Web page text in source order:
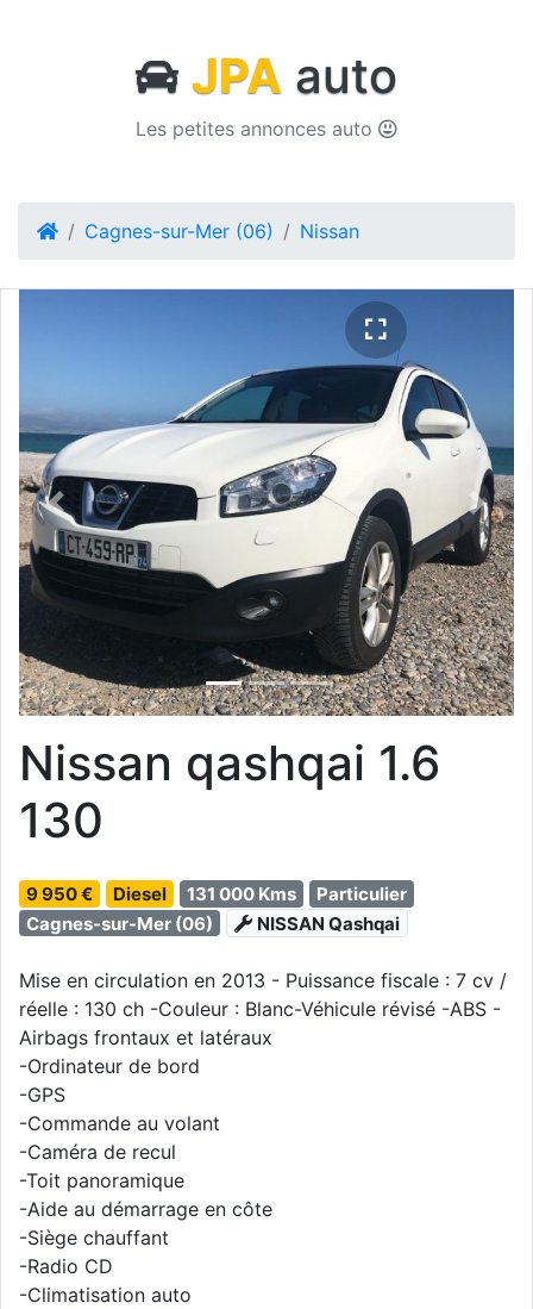
JPA auto
Les petites annonces auto
Cagnes-sur-Mer (06) Nissan
Previous Next
Nissan qashqai 1.6
130
9 950 € Diesel 131 000 Kms
Particulier
Cagnes-sur-Mer (06)
NISSAN Qashqai
Mise en circulation en 2013 - Puissance fiscale : 7 cv /
réelle : 130 ch -Couleur : Blanc-Véhicule révisé -ABS -
Airbags frontaux et latéraux
-Ordinateur de bord
-GPS
-Commande au volant
-Caméra de recul
-Toit panoramique
-Aide au démarrage en côte
-Siège chauffant
-Radio CD
-Climatisation auto